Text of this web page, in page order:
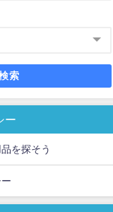
索
ー
を探そう